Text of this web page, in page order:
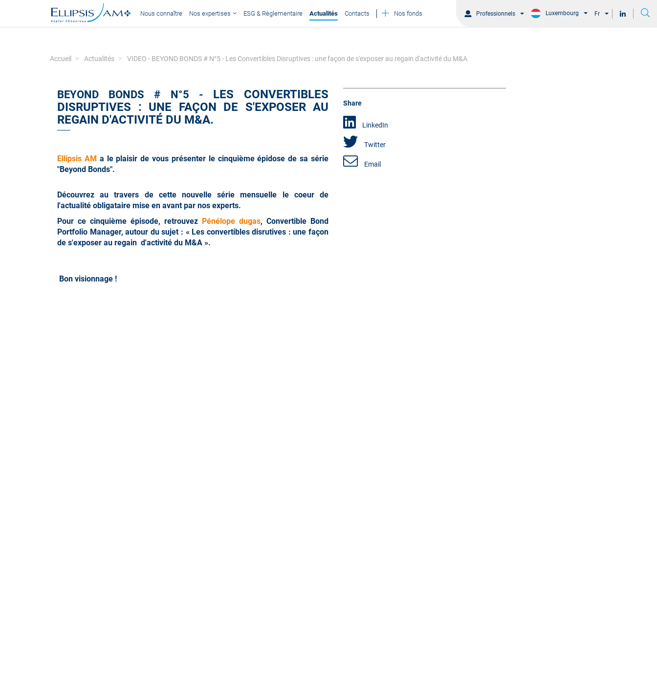
Professionnels Luxembourg Fr
Nous connaître Nos expertises ESG & Règlementaire Actualités Contacts Nos fonds
Accueil Actualités VIDEO - BEYOND BONDS # N°5 - Les Convertibles Disruptives : une façon de s'exposer au regain d'activité du M&A
BEYOND BONDS # N°5 - LES CONVERTIBLES
DISRUPTIVES : UNE FAÇON DE S'EXPOSER AU
REGAIN D'ACTIVITÉ DU M&A.
Ellipsis AM a le plaisir de vous présenter le cinquième épidose de sa série
"Beyond Bonds".
Découvrez au travers de cette nouvelle série mensuelle le coeur de
l'actualité obligataire mise en avant par nos experts.
Pour ce cinquième épisode, retrouvez Pénélope dugas, Convertible Bond
Portfolio Manager, autour du sujet : « Les convertibles disrutives : une façon
de s'exposer au regain d'activité du M&A ».
Bon visionnage !
Share
LinkedIn
Twitter
Email